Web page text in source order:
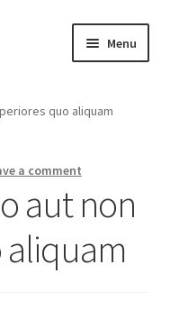
Menu
quo aliquam
a comment
aut non
aliquam